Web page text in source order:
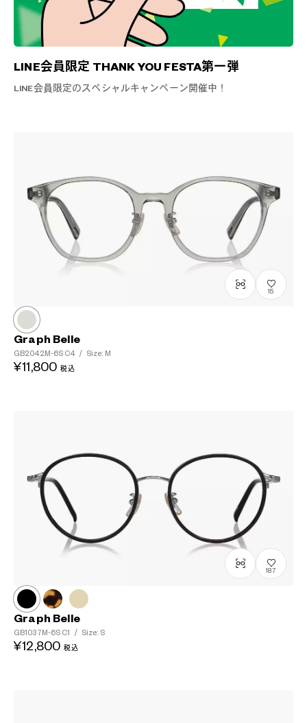
LINE会員限定 THANK YOU FESTA第一弾
LINE会員限定のスペシャルキャンペーン開催中！
15
Graph Belle
GB2042M-6S C4 / Size: M
¥11,800 税込
187
Graph Belle
GB1037M-6S C1 / Size: S
¥12,800 税込